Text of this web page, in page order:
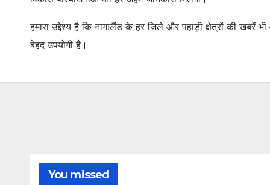
हमारा उद्देश्य है कि नागालैंड के हर जिले और पहाड़ी क्षेत्रों की
बेहद उपयोगी है।
You missed